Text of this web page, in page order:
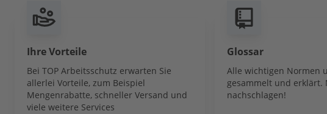
Ihre Vorteile
Bei TOP Arbeitsschutz erwarten Sie
allerlei Vorteile, zum Beispiel
Mengenrabatte, schneller Versand und
viele weitere Services
Glossar
Alle wichtigen Normen
gesammelt und erklärt.
nachschlagen!